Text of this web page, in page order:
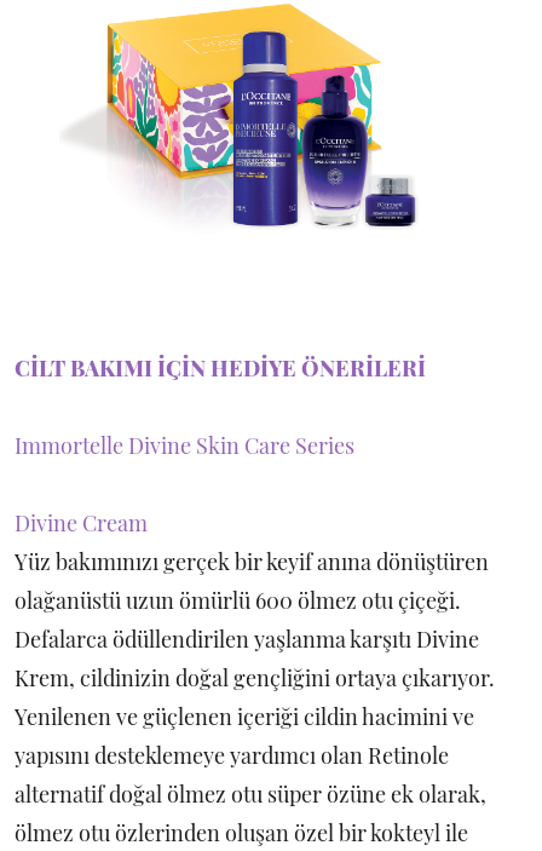
CİLT BAKIMI İÇİN HEDİYE ÖNERİLERİ
Immortelle Divine Skin Care Series
Divine Cream
Yüz bakımınızı gerçek bir keyif anına dönüştüren
olağanüstü uzun ömürlü 600 ölmez otu çiçeği.
Defalarca ödüllendirilen yaşlanma karşıtı Divine
Krem, cildinizin doğal gençliğini ortaya çıkarıyor.
Yenilenen ve güçlenen içeriği cildin hacimini ve
yapısını desteklemeye yardımcı olan Retinole
alternatif doğal ölmez otu süper özüne ek olarak,
ölmez otu özlerinden oluşan özel bir kokteyl ile